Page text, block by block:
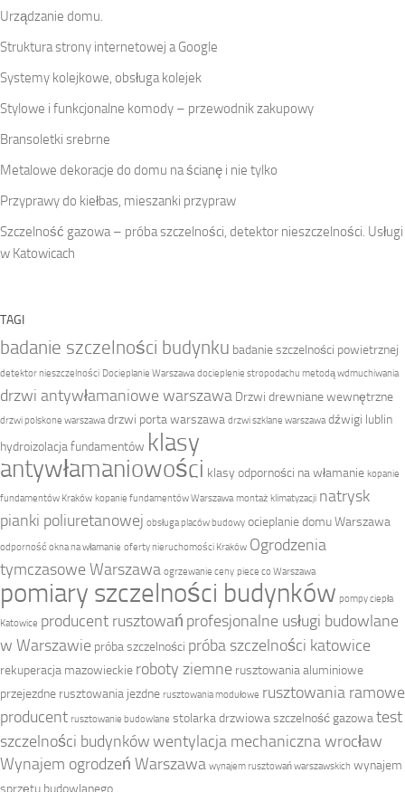
Urządzanie domu.
Struktura strony internetowej a Google
Systemy kolejkowe, obsługa kolejek
Stylowe i funkcjonalne komody – przewodnik zakupowy
Bransoletki srebrne
Metalowe dekoracje do domu na ścianę i nie tylko
Przyprawy do kiełbas, mieszanki przypraw
Szczelność gazowa – próba szczelności, detektor nieszczelności. Usługi
w Katowicach
TAGI
badanie szczelności budynku badanie szczelności powietrznej
detektor nieszczelności Docieplanie Warszawa docieplenie stropodachu metodą wdmuchiwania
drzwi antywłamaniowe warszawa Drzwi drewniane wewnętrzne
drzwi polskone warszawa drzwi porta warszawa drzwi szklane warszawa dźwigi lublin
hydroizolacja fundamentów klasy
antywłamaniowości klasy odporności na włamanie kopanie
fundamentów Kraków kopanie fundamentów Warszawa montaż klimatyzacji natrysk
pianki poliuretanowej obsługa placów budowy ocieplanie domu Warszawa
odporność okna na włamanie oferty nieruchomości Kraków Ogrodzenia
tymczasowe Warszawa ogrzewanie ceny piece co Warszawa
pomiary szczelności budynków pompy ciepła
Katowice producent rusztowań profesjonalne usługi budowlane
w Warszawie próba szczelności próba szczelności katowice
rekuperacja mazowieckie roboty ziemne rusztowania aluminiowe
przejezdne rusztowania jezdne rusztowania modułowe rusztowania ramowe
producent rusztowanie budowlane stolarka drzwiowaszczelność gazowatest
szczelności budynkówwentylacja mechaniczna wrocław
Wynajem ogrodzeń Warszawa wynajem rusztowań warszawskich wynajem
sprzętu budowlanego